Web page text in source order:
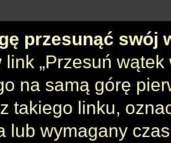
przesunąć swój
link „Przesuń
na samą górę
takiego linku,
lub wymagany